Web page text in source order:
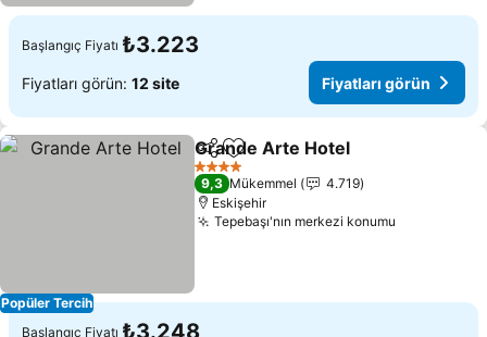
Başlangıç Fiyatı ₺3.223
Fiyatları görün: 12 site Fiyatları görün
Popüler Tercih
PaylaşFavorilerime ekle
Grande Arte Hotel
4 Yıldız
9,3 Mükemmel
4.719
Eskişehir
Tepebaşı'nın merkezi konumu
Başlangıç Fiyatı ₺3.248